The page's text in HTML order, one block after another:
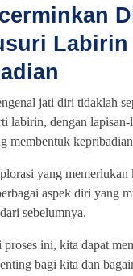
Labirin
jati diri tidaklah
labirin, dengan lapisan-
membentuk
yang memerlukan
aspek diri yang
sebelumnya.
ini, kita dapat
bagi kita dan